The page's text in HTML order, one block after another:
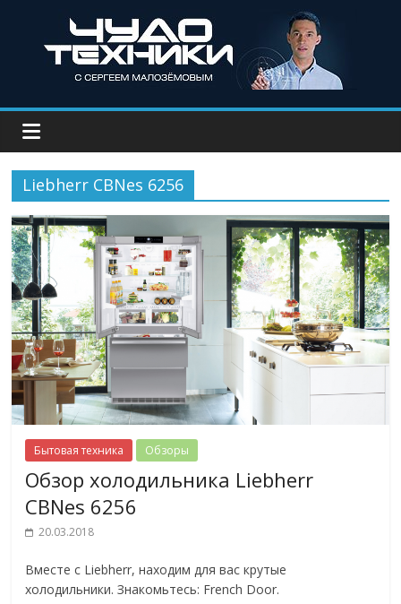
Liebherr CBNes 6256
Бытовая техника Обзоры
Обзор холодильника Liebherr
CBNes 6256
20.03.2018
Вместе с Liebherr, находим для вас крутые
холодильники. Знакомьтесь: French Door.